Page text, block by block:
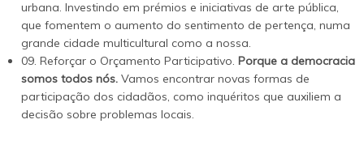
urbana. Investindo em prémios e iniciativas de arte pública,
que fomentem o aumento do sentimento de pertença, numa
grande cidade multicultural como a nossa.
09. Reforçar o Orçamento Participativo. Porque a democracia
somos todos nós.Vamos encontrar novas formas de
participação dos cidadãos, como inquéritos que auxiliem a
decisão sobre problemas locais.